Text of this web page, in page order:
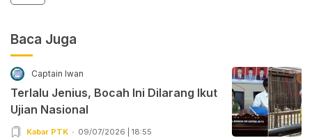
Baca Juga
Captain Iwan
Terlalu Jenius, Bocah Ini Dilarang Ikut
Ujian Nasional
Kabar PTK 09/07/2026 | 18:55